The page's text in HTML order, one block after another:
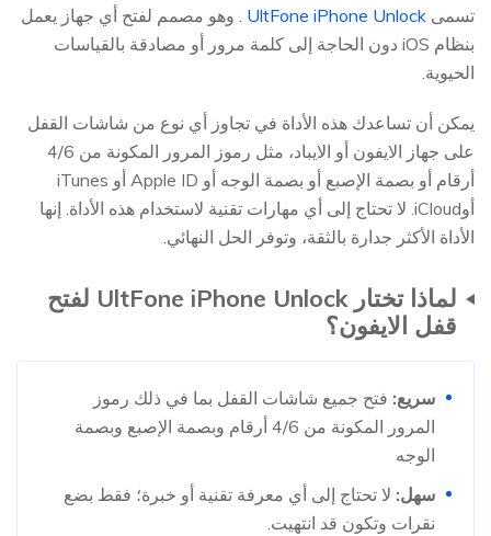
تسمى UltFone iPhone Unlock . وهو مصمم لفتح أي جهاز يعمل
بنظام iOS دون الحاجة إلى كلمة مرور أو مصادقة بالقياسات
الحيوية.
يمكن أن تساعدك هذه الأداة في تجاوز أي نوع من شاشات القفل
على جهاز الايفون أو الايباد، مثل رموز المرور المكونة من 4/6
أرقام أو بصمة الإصبع أو بصمة الوجه أو Apple ID أو iTunes
أوiCloud. لا تحتاج إلى أي مهارات تقنية لاستخدام هذه الأداة. إنها
الأداة الأكثر جدارة بالثقة، وتوفر الحل النهائي.
لماذا تختار UltFone iPhone Unlock لفتح
قفل الايفون؟
سريع: فتح جميع شاشات القفل بما في ذلك رموز
المرور المكونة من 4/6 أرقام وبصمة الإصبع وبصمة
الوجه
سهل: لا تحتاج إلى أي معرفة تقنية أو خبرة؛ فقط بضع
نقرات وتكون قد انتهيت.